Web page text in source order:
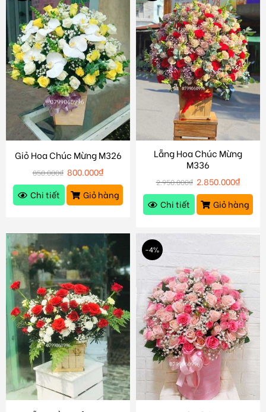
Giỏ Hoa Chúc Mừng M326
850.000₫ 800.000₫
Chi tiết
Giỏ hàng
Lẵng Hoa Chúc Mừng
M336
2.950.000₫ 2.850.000₫
Chi tiết
Giỏ hàng
-4%